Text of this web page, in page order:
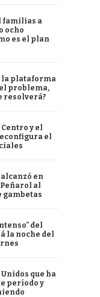
familias a
ocho
es el plan
la plataforma
el problema,
resolverá?
y el
el
en
al
gambetas
del
la noche del
que ha
período y